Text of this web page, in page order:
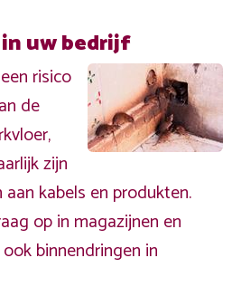
uw bedrijf
risico
de
zijn
kabels en produkten.
op in magazijnen en
binnendringen in